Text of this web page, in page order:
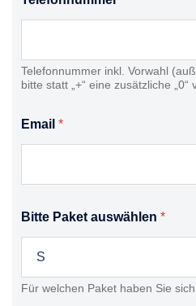
Telefonnummer inkl. Vorwahl
bitte statt „+“ eine zusätzliche „0“
Email *
Bitte Paket auswählen *
Für welchen Paket haben Sie